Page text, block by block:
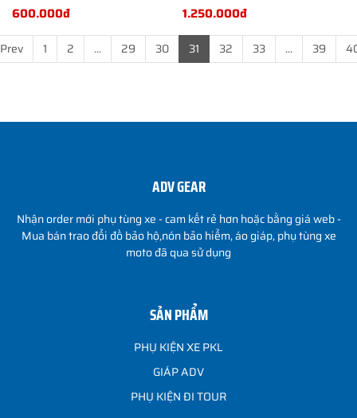
600.000đ 1.250.000đ
Prev 1 2 ... 29 30 31 32 33 ... 39
ADV GEAR
Nhận order mới phụ tùng xe - cam kết rẻ hơn hoặc bằng giá web -
Mua bán trao đổi đồ bảo hộ,nón bảo hiểm, áo giáp, phụ tùng xe
moto đã qua sử dụng
SẢN PHẨM
PHỤ KIỆN XE PKL
GIÁP ADV
PHỤ KIỆN ĐI TOUR